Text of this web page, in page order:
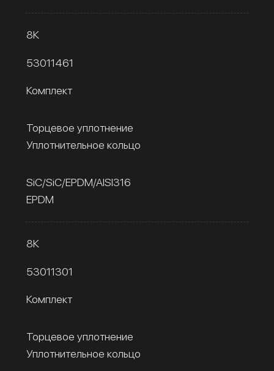
8К
53011461
Комплект
Торцевое уплотнение
Уплотнительное кольцо
SiC/SiC/EPDM/AISI316
EPDM
8К
53011301
Комплект
Торцевое уплотнение
Уплотнительное кольцо